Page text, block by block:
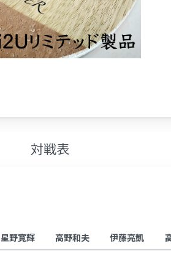
対戦表
星野寛輝 高野和夫 伊藤亮凱